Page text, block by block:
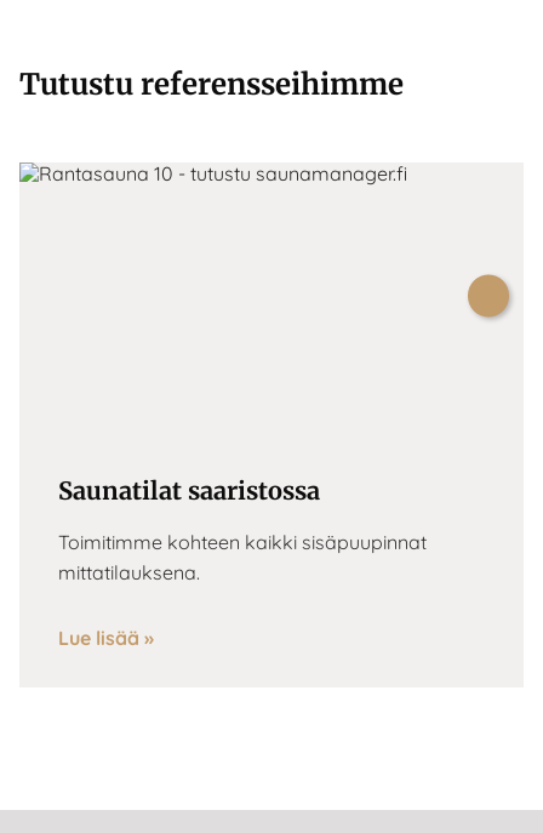
Tutustu referensseihimme
Saunatilat saaristossa
Toimitimme kohteen kaikki sisäpuupinnat
mittatilauksena.
Lue lisää »
Next